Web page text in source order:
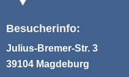
Besucherinfo:
Julius-Bremer-Str. 3
39104 Magdeburg